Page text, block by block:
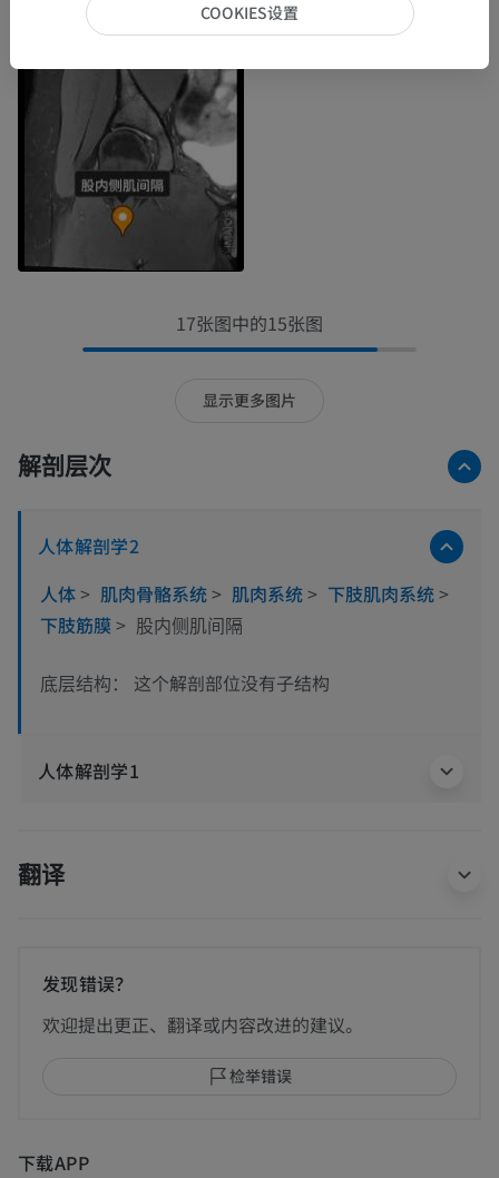
17张图中的15张图
显示更多图片
解剖层次
人体解剖学2
人体> 肌肉骨骼系统> 肌肉系统> 下肢肌肉系统>
下肢筋膜> 股内侧肌间隔
底层结构： 这个解剖部位没有子结构
人体解剖学1
翻译
发现错误？
欢迎提出更正、翻译或内容改进的建议。
检举错误
下载APP
COOKIES设置